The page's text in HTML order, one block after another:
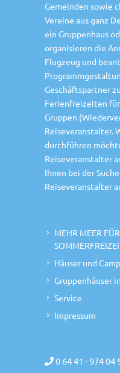
Gemeinden sowie
Vereine aus ganz
ein Gruppenhaus
organisieren die
Flugzeug und
Geschäftspartner
Ferienfreizeiten
Gruppen
Reiseveranstalter.
durchführen
Reiseveranstalter
Ihnen bei der
Reiseveranstalter
MEHR MEER
Häuser und
Gruppenhäuser
Service
Impressum
0 64 41 - 974 04